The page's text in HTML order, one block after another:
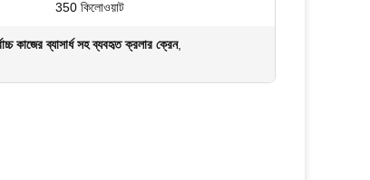
350 কিলোওয়াট
কাজের ব্যাসার্ধ সহ ব্যবহৃত ক্রলার ক্রেন,